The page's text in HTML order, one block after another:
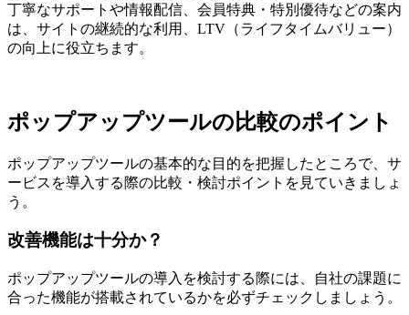
丁寧なサポートや情報配信、会員特典・特別優待などの案内
は、サイトの継続的な利用、LTV（ライフタイムバリュー）
の向上に役立ちます。
ポップアップツールの比較のポイント
ポップアップツールの基本的な目的を把握したところで、サ
ービスを導入する際の比較・検討ポイントを見ていきましょ
う。
改善機能は十分か？
ポップアップツールの導入を検討する際には、自社の課題に
合った機能が搭載されているかを必ずチェックしましょう。